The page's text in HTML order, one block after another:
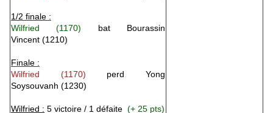
1/2 finale :
Wilfried (1170) bat Bourassin
Vincent (1210)
Finale :
Wilfried (1170) perdYong
Soysouvanh (1230)
Wilfried : 5 victoire / 1 défaite (+ 25 pts)